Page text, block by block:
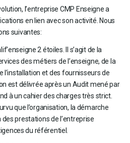
l’entreprise CMP Enseigne a
en lien avec son activité. Nous
suivantes:
2 étoiles. Il s’agit de la
des métiers de l’enseigne, de la
l’installation et des fournisseurs de
est délivrée après un Audit mené par
à un cahier des charges très strict.
que l’organisation, la démarche
prestations de l’entreprise
du référentiel.